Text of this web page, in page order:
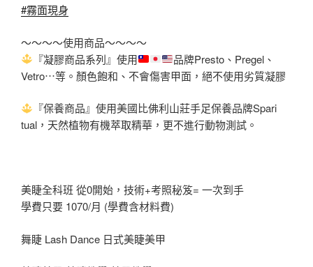
#霧面現身
～～～～使用商品～～～～
『凝膠商品系列』使用
品牌Presto、Pregel、
Vetro⋯等。顏色飽和、不會傷害甲面，絕不使用劣質凝膠
『保養商品』使用美國比佛利山莊手足保養品牌Spari
tual，天然植物有機萃取精華，更不進行動物測試。
美睫全科班 從0開始，技術+考照秘笈= 一次到手
學費只要 1070/月 (學費含材料費)
舞睫 Lash Dance 日式美睫美甲